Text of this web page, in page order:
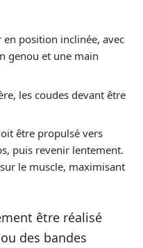
en position inclinée, avec
genou et une main
les coudes devant être
être propulsé vers
puis revenir lentement.
le muscle, maximisant
être réalisé
des bandes